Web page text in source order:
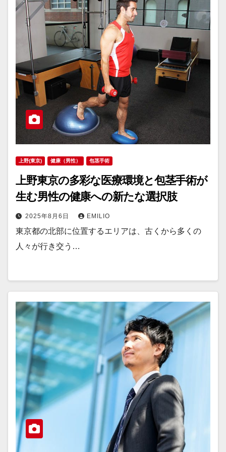
上野(東京) 健康（男性） 包茎手術
上野東京の多彩な医療環境と包茎手術が
生む男性の健康への新たな選択肢
2025年8月6日 EMILIO
東京都の北部に位置するエリアは、古くから多くの
人々が行き交う…